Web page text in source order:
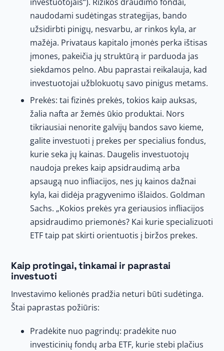
naudodami sudėtingas strategijas, bando
užsidirbti pinigų, nesvarbu, ar rinkos kyla, ar
mažėja. Privataus kapitalo įmonės perka ištisas
įmones, pakeičia jų struktūrą ir parduoda jas
siekdamos pelno. Abu paprastai reikalauja, kad
investuotojai užblokuotų savo pinigus metams.
Prekės: tai fizinės prekės, tokios kaip auksas,
žalia nafta ar žemės ūkio produktai. Nors
tikriausiai nenorite galvijų bandos savo kieme,
galite investuoti į prekes per specialius fondus,
kurie seka jų kainas. Daugelis investuotojų
naudoja prekes kaip apsidraudimą arba
apsaugą nuo infliacijos, nes jų kainos dažnai
kyla, kai didėja pragyvenimo išlaidos. Goldman
Sachs. „Kokios prekės yra geriausios infliacijos
apsidraudimo priemonės? Kai kurie specializuoti
ETF taip pat skirti orientuotis į biržos prekes.
Kaip protingai, tinkamai ir paprastai
investuoti
Investavimo kelionės pradžia neturi būti sudėtinga.
Štai paprastas požiūris:
Pradėkite nuo pagrindų: pradėkite nuo
investicinių fondų arba ETF, kurie stebi plačius